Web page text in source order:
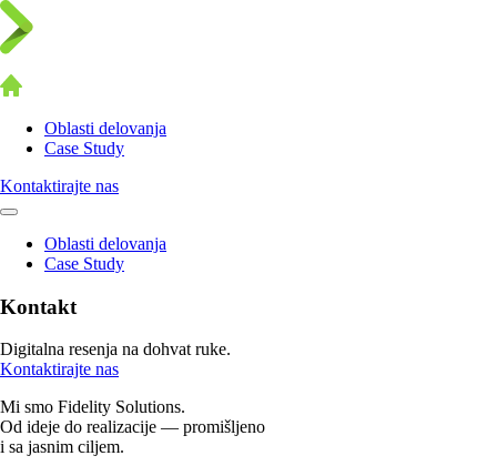
Oblasti delovanja
Case Study
Kontaktirajte nas
Oblasti delovanja
Case Study
Kontakt
Digitalna resenja na dohvat ruke.
Kontaktirajte nas
Mi smo Fidelity Solutions.
Od ideje do realizacije — promišljeno
i sa jasnim ciljem.